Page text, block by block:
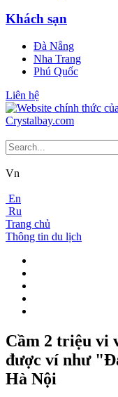
Khách sạn
Đà Nẵng
Nha Trang
Phú Quốc
Liên hệ
Vn
En
Ru
Trang chủ
Thông tin du lịch
Cầm 2 triệu vi
được ví như
Hà Nội